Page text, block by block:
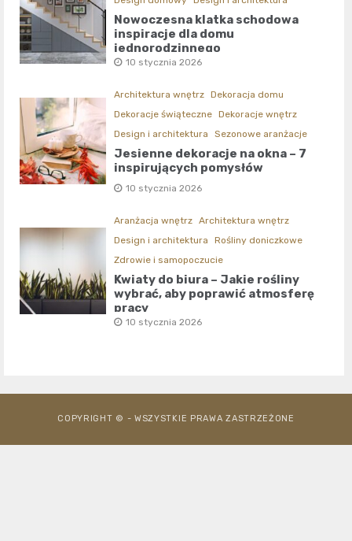
Nowoczesna klatka schodowa
inspiracje dla domu
jednorodzinnego
10 stycznia 2026
Architektura wnętrz Dekoracja domu
Dekoracje świąteczne Dekoracje wnętrz
Design i architektura
Sezonowe aranżacje
Jesienne dekoracje na okna – 7
inspirujących pomysłów
10 stycznia 2026
Aranżacja wnętrz Architektura wnętrz
Design i architektura
Rośliny doniczkowe
Zdrowie i samopoczucie
Kwiaty do biura – Jakie rośliny
wybrać, aby poprawić atmosferę
pracy
10 stycznia 2026
COPYRIGHT © - WSZYSTKIE PRAWA ZASTRZEŻONE